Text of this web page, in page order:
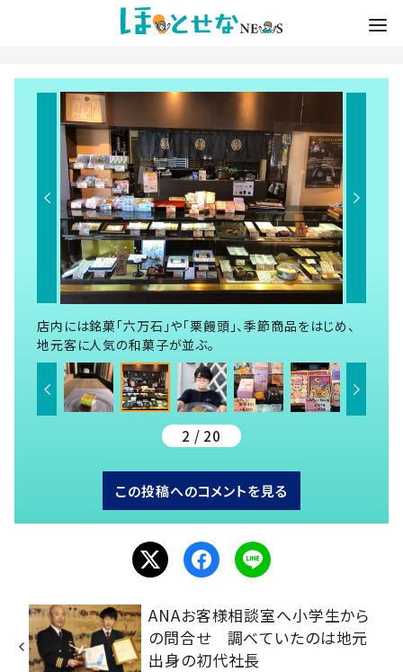
店内には銘菓「六万石」や「栗饅頭」、季節商品をはじめ、
地元客に人気の和菓子が並ぶ。
2 / 20
この投稿へのコメントを見る
ANAお客様相談室へ小学生から
の問合せ 調べていたのは地元
出身の初代社長